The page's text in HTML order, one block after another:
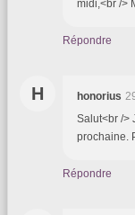
midi,<br />
Répondre
H honorius
Salut<br />
prochaine.
Répondre